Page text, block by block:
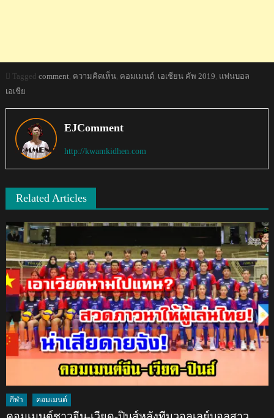
Tagged comment, ความคิดเห็น, คอมเมนต์, เอเชียน คัพ 2019, แฟนบอล
เอเชีย
EJComment
http://kwamkidhen.com
Related Articles
กีฬา คอมเมนต์